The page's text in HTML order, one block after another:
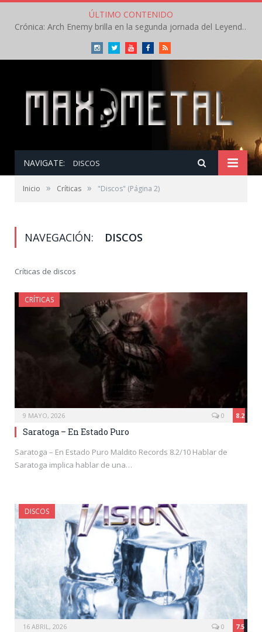
ÚLTIMO CONTENIDO
Crónica: Slaugther to Prevail pone la garra, Savatage la clase en la apertura del Leyendas del Rock – Miércoles – Agosto 2026
InstagramTwitterYoutubeFacebookRSS
NAVIGATE: DISCOS
Inicio » Críticas » "Discos" (Página 2)
NAVEGACIÓN: DISCOS
Críticas de discos
CRÍTICAS
9 MAYO, 2026 8.2
0
Saratoga – En Estado Puro
Saratoga – En Estado Puro Maldito Records 8.2/10 Hablar de
Saratoga implica hablar de una…
DISCOS
16 ABRIL, 2026 7.5
0